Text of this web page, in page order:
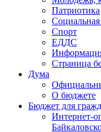
Патриотика
Спорт
ЕДДС
Страница
Дума
О бюджете
Бюджет для
Интернет-